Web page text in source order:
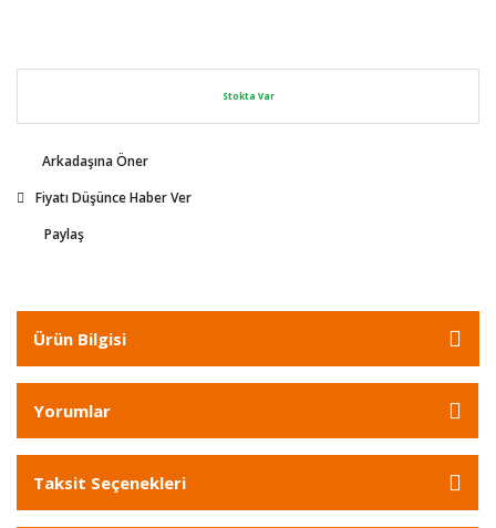
Stokta Var
Arkadaşına Öner
Fiyatı Düşünce Haber Ver
Paylaş
Ürün Bilgisi
Yorumlar
Taksit Seçenekleri